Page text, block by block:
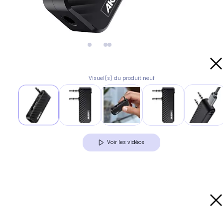
Visuel(s) du produit neuf
Voir les vidéos